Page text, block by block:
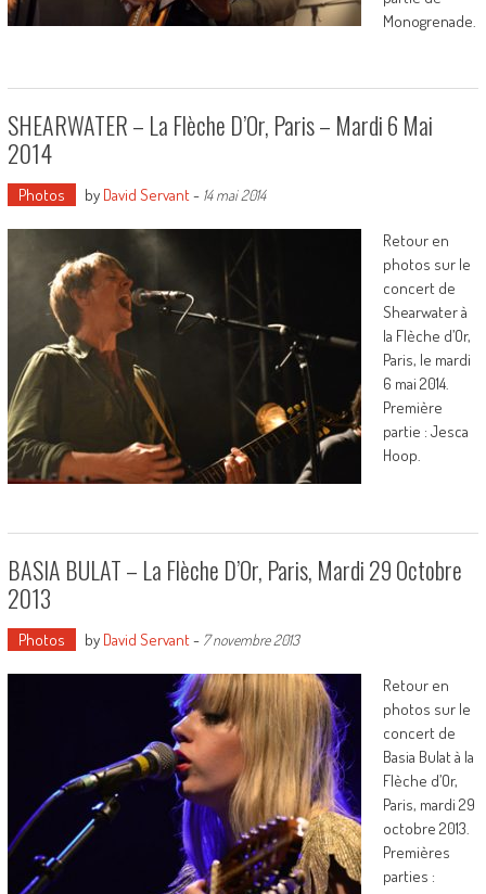
Monogrenade.
SHEARWATER – La Flèche D’Or, Paris – Mardi 6 Mai
2014
Photos by David Servant- 14 mai 2014
Retour en
photos sur le
concert de
Shearwater à
la Flèche d’Or,
Paris, le mardi
6 mai 2014.
Première
partie : Jesca
Hoop.
BASIA BULAT – La Flèche D’Or, Paris, Mardi 29 Octobre
2013
Photos by David Servant- 7 novembre 2013
Retour en
photos sur le
concert de
Basia Bulat à la
Flèche d’Or,
Paris, mardi 29
octobre 2013.
Premières
parties :